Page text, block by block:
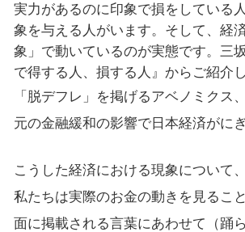
実力があるのに印象で損をしている
象を与える人がいます。そして、経
象」で動いているのが実態です。三
で得する人、損する人』からご紹介し
「脱デフレ」を掲げるアベノミクス
元の金融緩和の影響で日本経済がに
こうした経済における現象について
私たちは実際のお金の動きを見るこ
面に掲載される言葉にあわせて（踊